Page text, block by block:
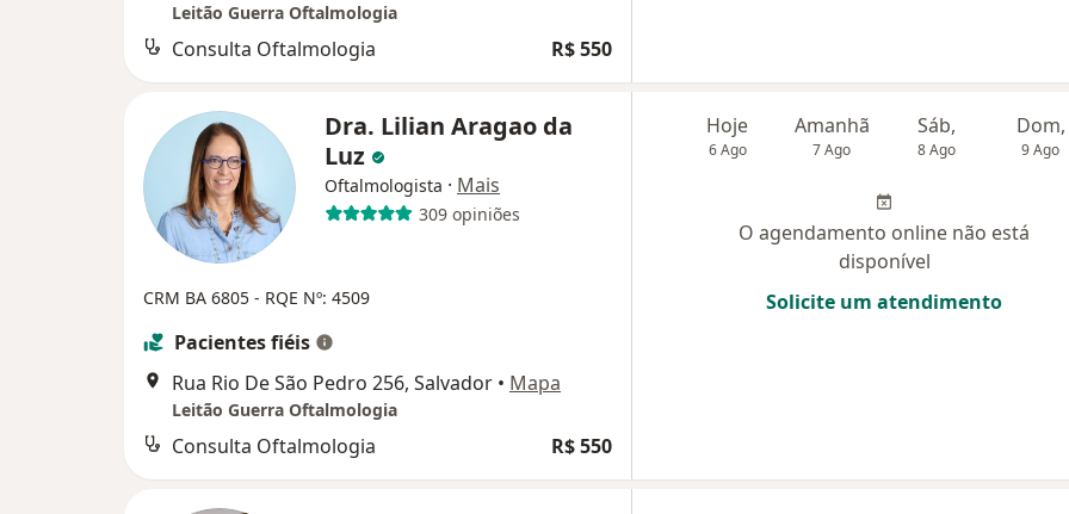
Leitão Guerra Oftalmologia
Consulta Oftalmologia R$ 550
Dra. Lilian Aragao da
Luz
Oftalmologista · Mais
309 opiniões
CRM BA 6805 - RQE Nº: 4509
Pacientes fiéis
Rua Rio De São Pedro 256, Salvador • Mapa
Leitão Guerra Oftalmologia
Consulta Oftalmologia R$ 550
Hoje
6 Ago
Amanhã
7 Ago
Sáb,
8 Ago
Dom,
9 Ago
O agendamento online não está
disponível
Solicite um atendimento